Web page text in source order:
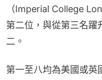
（Imperial College
第二位，與從第三名躍
二。
第一至八均為美國或英